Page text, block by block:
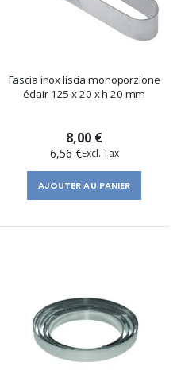
Fascia inox liscia monoporzione
éclair 125 x 20 x h 20 mm
8,00 €
6,56 €
AJOUTER AU PANIER